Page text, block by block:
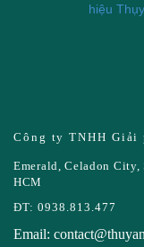
Công ty TNHH Giải
Emerald, Celadon City,
HCM
ĐT: 0938.813.477
Email: